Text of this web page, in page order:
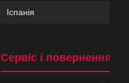
Іспанія
Сервіс і повернення